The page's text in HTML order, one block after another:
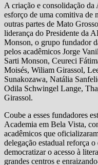
A criação e consolidação
esforço de uma comitiva de
outras partes de Mato
liderança do Presidente da
Monson, o grupo fundador
pelos acadêmicos Jorge
Sarti Monson, Ceureci
Moisés, Wiliam Girassol,
Sunakozawa, Natália
Odila Schwingel Lange,
Girassol.
Coube a esses fundadores
Academia em Bela Vista,
acadêmicos que
delegação estadual reforça
democratizar o acesso à
grandes centros e